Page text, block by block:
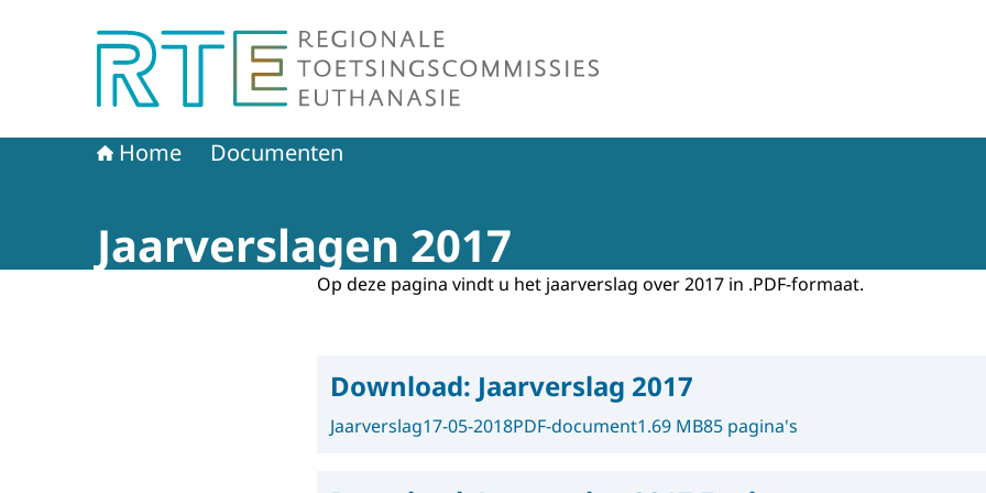
Home Documenten
Jaarverslagen 2017
Op deze pagina vindt u het jaarverslag over 2017 in .PDF-formaat.
Download: Jaarverslag 2017
Jaarverslag17-05-2018PDF-document1.69 MB85 pagina's